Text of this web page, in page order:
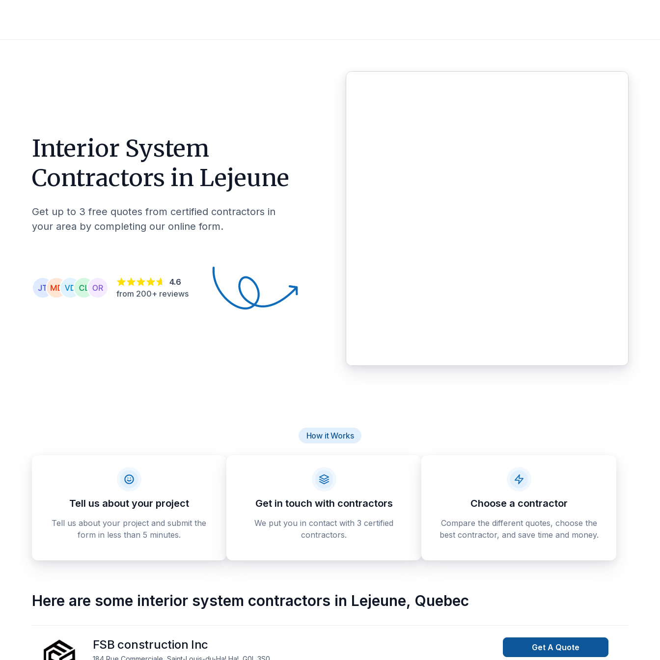
Interior System
Contractors in Lejeune
Get up to 3 free quotes from certified contractors in
your area by completing our online form.
4.6
from 200+ reviews
How it Works
Tell us about your project
Tell us about your project and submit the
form in less than 5 minutes.
Get in touch with contractors
We put you in contact with 3 certified
contractors.
Choose a contractor
Compare the different quotes, choose the
best contractor, and save time and money.
Here are some interior system contractors in Lejeune, Quebec
FSB construction Inc Get A Quote